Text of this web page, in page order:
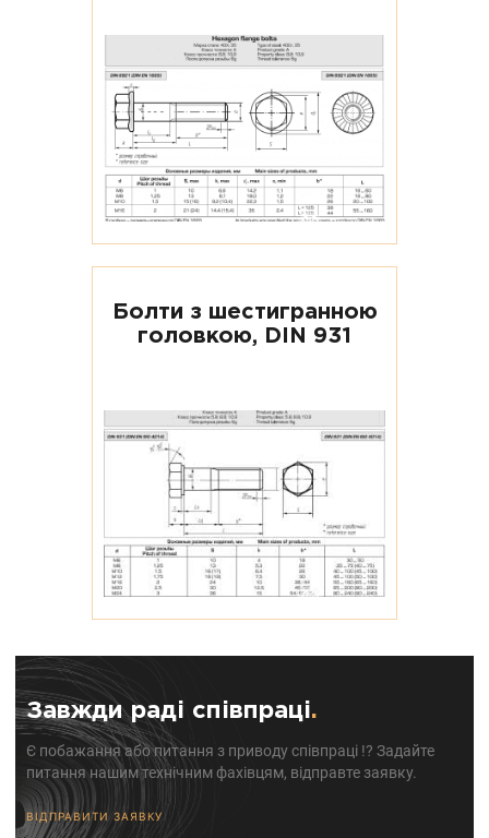
Болти з шестигранною
головкою, DIN 931
Завжди раді співпраці.
Є побажання або питання з приводу співпраці !? Задайте
питання нашим технічним фахівцям, відправте заявку.
ВІДПРАВИТИ ЗАЯВКУ